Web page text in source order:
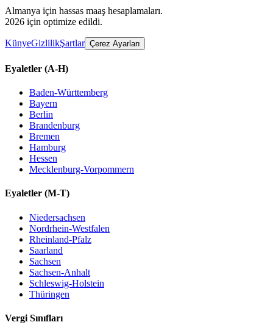
Almanya için hassas maaş hesaplamaları.
2026 için optimize edildi.
KünyeGizlilikŞartlar Çerez Ayarları
Eyaletler (A-H)
Baden-Württemberg
Bayern
Berlin
Brandenburg
Bremen
Hamburg
Hessen
Mecklenburg-Vorpommern
Eyaletler (M-T)
Niedersachsen
Nordrhein-Westfalen
Rheinland-Pfalz
Saarland
Sachsen
Sachsen-Anhalt
Schleswig-Holstein
Thüringen
Vergi Sınıfları